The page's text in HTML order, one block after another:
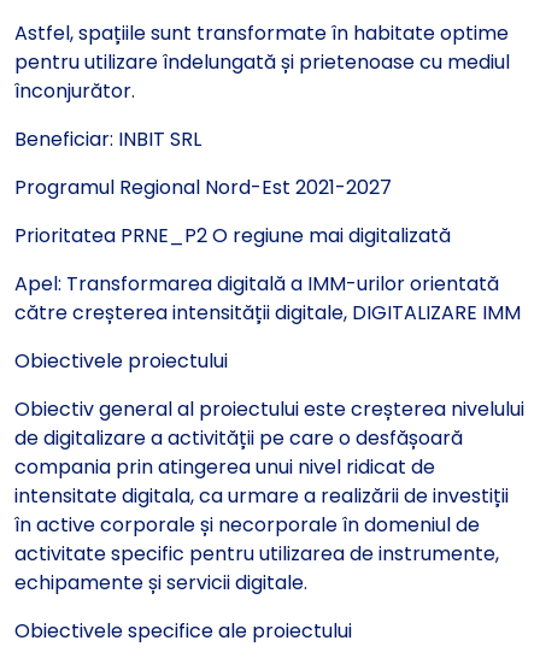
Astfel, spațiile sunt transformate în habitate optime
pentru utilizare îndelungată și prietenoase cu mediul
înconjurător.
Beneficiar: INBIT SRL
Programul Regional Nord-Est 2021-2027
Prioritatea PRNE_P2 O regiune mai digitalizată
Apel: Transformarea digitală a IMM-urilor orientată
către creșterea intensității digitale, DIGITALIZARE IMM
Obiectivele proiectului
Obiectiv general al proiectului este creșterea nivelului
de digitalizare a activității pe care o desfășoară
compania prin atingerea unui nivel ridicat de
intensitate digitala, ca urmare a realizării de investiții
în active corporale și necorporale în domeniul de
activitate specific pentru utilizarea de instrumente,
echipamente și servicii digitale.
Obiectivele specifice ale proiectului